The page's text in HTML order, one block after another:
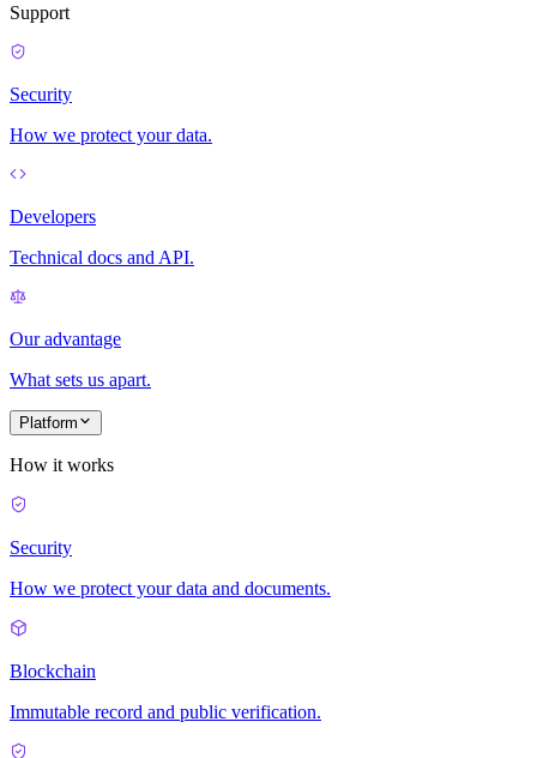
Support
Security
How we protect your data.
Developers
Technical docs and API.
Our advantage
What sets us apart.
Platform
How it works
Security
How we protect your data and documents.
Blockchain
Immutable record and public verification.